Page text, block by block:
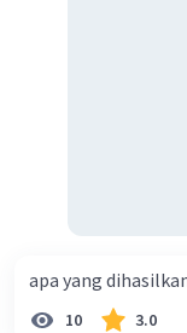
apa yang
10 3.0